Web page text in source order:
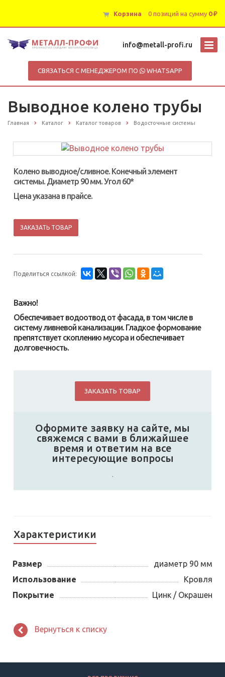
Корзина 0 позиций на сумму 0 ₽
info@metall-profi.ru
СВЯЗАТЬСЯ С МЕНЕДЖЕРОМ ПО WHATSAPP
Выводное колено трубы
Главная Каталог Каталог товаров Водосточные системы
Колено выводное/сливное. Конечный элемент
системы. Диаметр 90 мм. Угол 60*
Цена указана в прайсе.
ЗАКАЗАТЬ ТОВАР
Поделиться ссылкой:
Важно!
Обеспечивает водоотвод от фасада, в том числе в
систему ливневой канализации. Гладкое формование
препятствует скоплению мусора и обеспечивает
долговечность.
ЗАКАЗАТЬ ТОВАР
Оформите заявку на сайте, мы
свяжемся с вами в ближайшее
время и ответим на все
интересующие вопросы
.
Характеристики
Размер
диаметр 90 мм
Использование
Кровля
Покрытие
Цинк / Окрашен
Вернуться к списку